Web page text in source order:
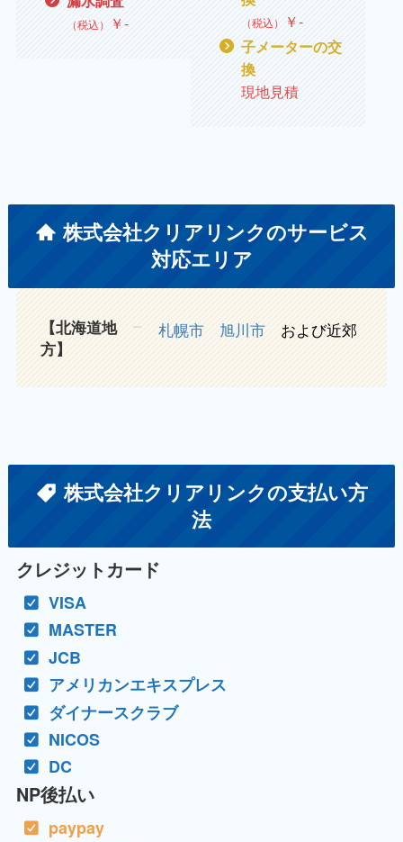
（税込） ￥‐ （税込） ￥‐
子メーターの交
換
現地見積
株式会社クリアリンクのサービス
対応エリア
【北海道地
方】
札幌市 旭川市および近郊
株式会社クリアリンクの支払い方
法
クレジットカード
VISA
MASTER
JCB
アメリカンエキスプレス
ダイナースクラブ
NICOS
DC
NP後払い
paypay